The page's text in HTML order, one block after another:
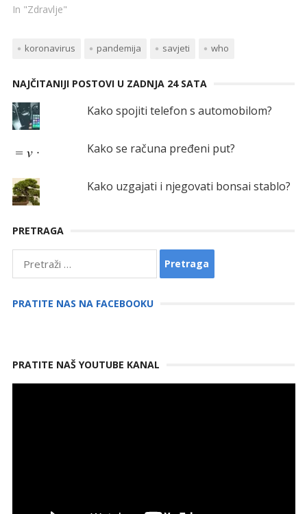
In "Zdravlje"
koronavirus pandemija savjeti who
NAJČITANIJI POSTOVI U ZADNJA 24 SATA
Kako spojiti telefon s automobilom?
Kako se računa pređeni put?
Kako uzgajati i njegovati bonsai stablo?
PRETRAGA
Pretraga:
PRATITE NAS NA FACEBOOKU
PRATITE NAŠ YOUTUBE KANAL